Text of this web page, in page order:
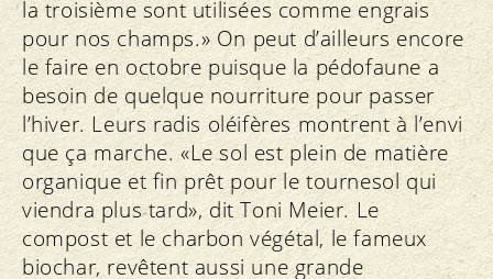
la troisième sont utilisées comme engrais
pour nos champs.» On peut d’ailleurs encore
le faire en octobre puisque la pédofaune a
besoin de quelque nourriture pour passer
l’hiver. Leurs radis oléifères montrent à l’envi
que ça marche. «Le sol est plein de matière
organique et fin prêt pour le tournesol qui
viendra plus tard», dit Toni Meier. Le
compost et le charbon végétal, le fameux
biochar, revêtent aussi une grande